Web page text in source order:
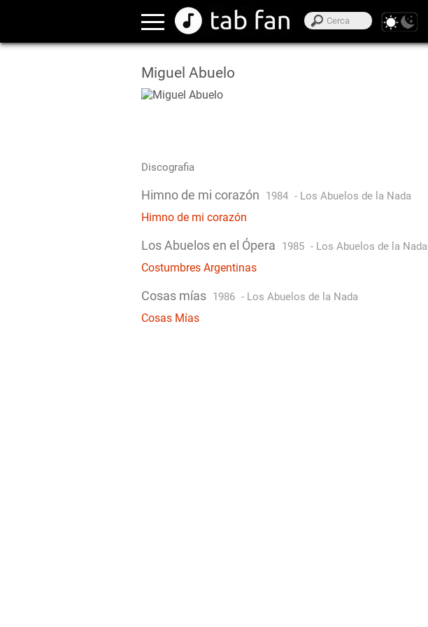
Miguel Abuelo
Discografia
Himno de mi corazón 1984 - Los Abuelos de la Nada
Himno de mi corazón
Los Abuelos en el Ópera 1985 - Los Abuelos de la Nada
Costumbres Argentinas
Cosas mías 1986 - Los Abuelos de la Nada
Cosas Mías